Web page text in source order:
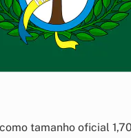
tamanho oficial